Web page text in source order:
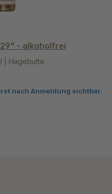
- alkoholfrei
| Hagebutte
nach Anmeldung sichtbar.